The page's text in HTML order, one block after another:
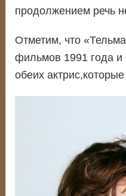
продолжением речь
Отметим, что
фильмов 1991 года и
обеих